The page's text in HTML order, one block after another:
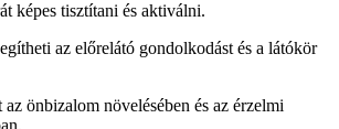
képes tisztítani és aktiválni.
az előrelátó gondolkodást és a látókör
önbizalom növelésében és az érzelmi